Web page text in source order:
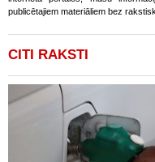
publicētajiem materiāliem bez
CITI RAKSTI